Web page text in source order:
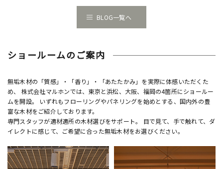
BLOG一覧へ
ショールームのご案内
無垢木材の「質感」・「香り」・「あたたかみ」を実際に体感いただくた
め、 株式会社マルホンでは、東京と浜松、大阪、福岡の4箇所にショールー
ムを開設。 いずれもフローリングやパネリングを始めとする、国内外の豊
富な木材をご紹介しております。
専門スタッフが適材適所の木材選びをサポート。 目で見て、手で触れて、ダ
イレクトに感じて、ご希望に合った無垢木材をお選びください。